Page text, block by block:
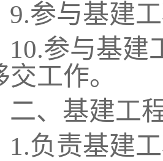
9.参与基建
10.参与基建
交工作。
二、基建工
1.负责基建